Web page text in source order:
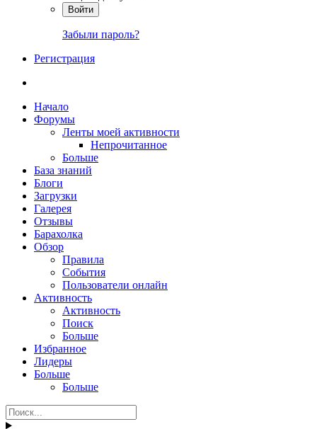
Войти
Забыли пароль?
Регистрация
Начало
Форумы
Ленты моей активности
Непрочитанное
Больше
База знаний
Блоги
Загрузки
Галерея
Отзывы
Барахолка
Обзор
Правила
События
Пользователи онлайн
Активность
Активность
Поиск
Больше
Избранное
Лидеры
Больше
Больше